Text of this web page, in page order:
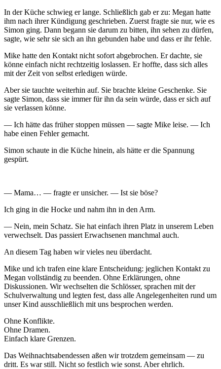
In der Küche schwieg er lange. Schließlich gab er zu: Megan hatte
ihm nach ihrer Kündigung geschrieben. Zuerst fragte sie nur, wie es
Simon ging. Dann begann sie darum zu bitten, ihn sehen zu dürfen,
sagte, wie sehr sie sich an ihn gebunden habe und dass er ihr fehle.
Mike hatte den Kontakt nicht sofort abgebrochen. Er dachte, sie
könne einfach nicht rechtzeitig loslassen. Er hoffte, dass sich alles
mit der Zeit von selbst erledigen würde.
Aber sie tauchte weiterhin auf. Sie brachte kleine Geschenke. Sie
sagte Simon, dass sie immer für ihn da sein würde, dass er sich auf
sie verlassen könne.
— Ich hätte das früher stoppen müssen — sagte Mike leise. — Ich
habe einen Fehler gemacht.
Simon schaute in die Küche hinein, als hätte er die Spannung
gespürt.
— Mama… — fragte er unsicher. — Ist sie böse?
Ich ging in die Hocke und nahm ihn in den Arm.
— Nein, mein Schatz. Sie hat einfach ihren Platz in unserem Leben
verwechselt. Das passiert Erwachsenen manchmal auch.
An diesem Tag haben wir vieles neu überdacht.
Mike und ich trafen eine klare Entscheidung: jeglichen Kontakt zu
Megan vollständig zu beenden. Ohne Erklärungen, ohne
Diskussionen. Wir wechselten die Schlösser, sprachen mit der
Schulverwaltung und legten fest, dass alle Angelegenheiten rund um
unser Kind ausschließlich mit uns besprochen werden.
Ohne Konflikte.
Ohne Dramen.
Einfach klare Grenzen.
Das Weihnachtsabendessen aßen wir trotzdem gemeinsam — zu
dritt. Es war still. Nicht so festlich wie sonst. Aber ehrlich.